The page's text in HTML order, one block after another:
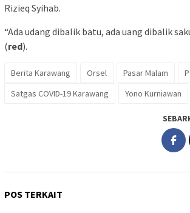
Rizieq Syihab.
“Ada udang dibalik batu, ada uang dibalik
(red).
Berita Karawang Orsel Pasar Malam
Satgas COVID-19 Karawang
Yono Kurniawan
POS TERKAIT